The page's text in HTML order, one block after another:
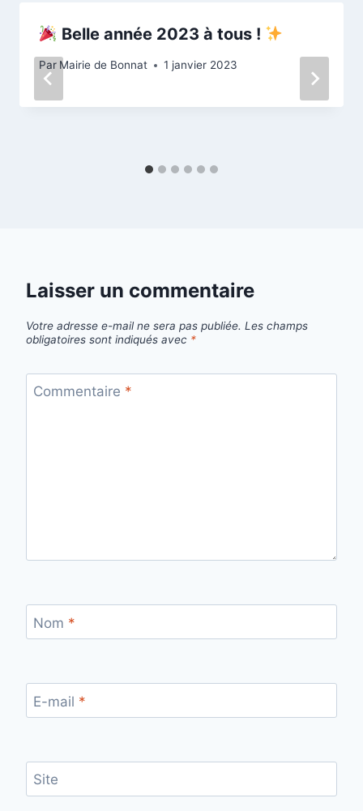
Belle année 2023 à tous !
Par Mairie de Bonnat 1 janvier 2023
Laisser un commentaire
Votre adresse e-mail ne sera pas publiée. Les champs
obligatoires sont indiqués avec *
Commentaire *
Nom *
E-mail *
Site